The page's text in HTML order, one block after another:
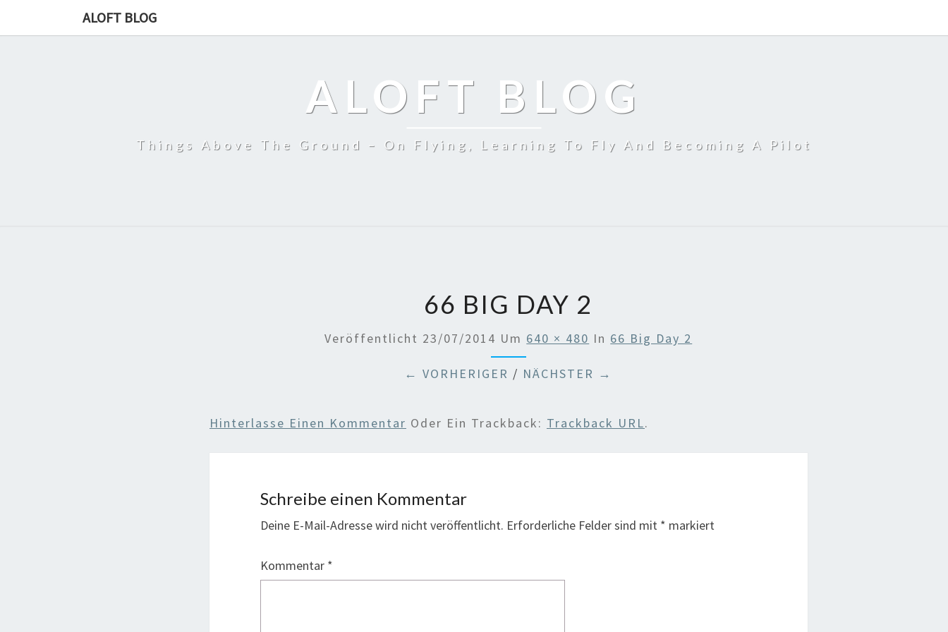
ALOFT BLOG
ALOFT BLOG
Things Above The Ground – On Flying, Learning To Fly And Becoming A Pilot
66 BIG DAY 2
Veröffentlicht 23/07/2014 Um 640 × 480 In 66 Big Day 2
← VORHERIGER / NÄCHSTER →
Hinterlasse Einen Kommentar Oder Ein Trackback: Trackback URL.
Schreibe einen Kommentar
Deine E-Mail-Adresse wird nicht veröffentlicht. Erforderliche Felder sind mit * markiert
Kommentar *